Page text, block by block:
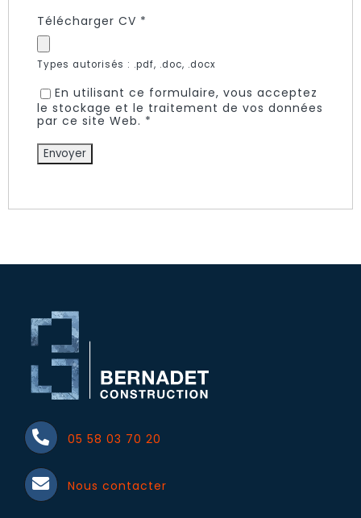
Télécharger CV *
Types autorisés : .pdf, .doc, .docx
En utilisant ce formulaire, vous acceptez
le stockage et le traitement de vos données
par ce site Web. *
05 58 03 70 20
Nous contacter